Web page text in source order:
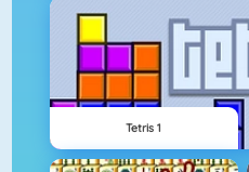
Tetris 1